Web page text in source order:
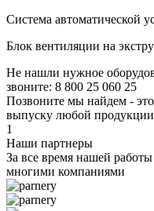
Система автоматической
Блок вентиляции на
Не нашли нужное
звоните: 8 800 25 060 25
Позвоните мы найдем -
выпуску любой
1
Наши партнеры
За все время нашей
многими компаниями